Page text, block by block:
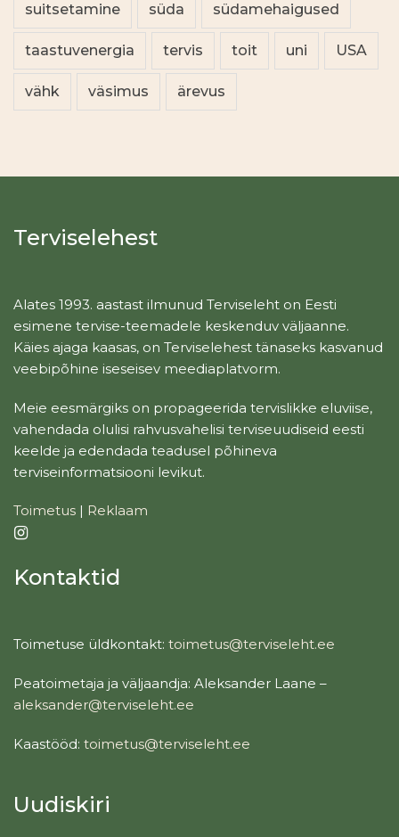
suitsetamine süda südamehaigused
taastuvenergia tervis toit uni USA
vähk väsimus ärevus
Terviselehest
Alates 1993. aastast ilmunud Terviseleht on Eesti
esimene tervise-teemadele keskenduv väljaanne.
Käies ajaga kaasas, on Terviselehest tänaseks kasvanud
veebipõhine iseseisev meediaplatvorm.
Meie eesmärgiks on propageerida tervislikke eluviise,
vahendada olulisi rahvusvahelisi terviseuudiseid eesti
keelde ja edendada teadusel põhineva
terviseinformatsiooni levikut.
Toimetus | Reklaam
Kontaktid
Toimetuse üldkontakt: toimetus@terviseleht.ee
Peatoimetaja ja väljaandja: Aleksander Laane –
aleksander@terviseleht.ee
Kaastööd: toimetus@terviseleht.ee
Uudiskiri